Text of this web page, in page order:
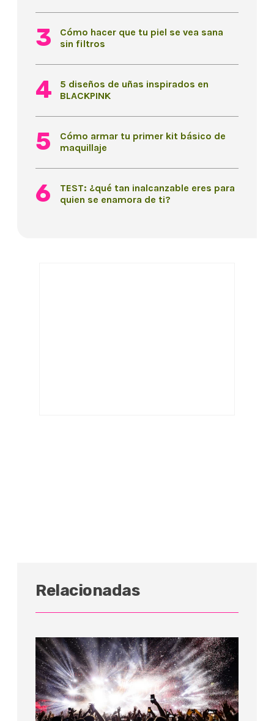
Cómo hacer que tu piel se vea sana
sin filtros
5 diseños de uñas inspirados en
BLACKPINK
Cómo armar tu primer kit básico de
maquillaje
TEST: ¿qué tan inalcanzable eres para
quien se enamora de ti?
Relacionadas